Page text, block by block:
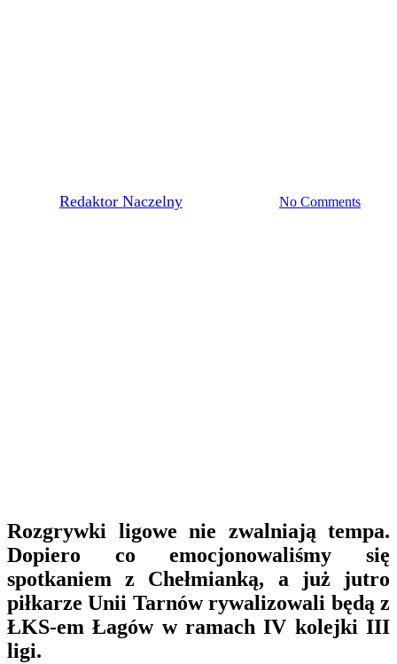
Redaktor Naczelny No Comments
Rozgrywki ligowe nie zwalniają tempa.
Dopiero co emocjonowaliśmy się
spotkaniem z Chełmianką, a już jutro
piłkarze Unii Tarnów rywalizowali będą z
ŁKS-em Łagów w ramach IV kolejki III
ligi.